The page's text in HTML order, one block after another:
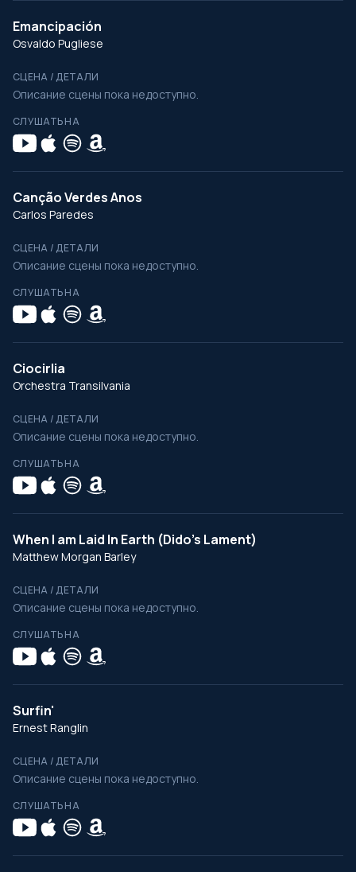
Emancipación
Osvaldo Pugliese
СЦЕНА / ДЕТАЛИ
Описание сцены пока недоступно.
СЛУШАТЬ НА
Canção Verdes Anos
Carlos Paredes
СЦЕНА / ДЕТАЛИ
Описание сцены пока недоступно.
СЛУШАТЬ НА
Ciocirlia
Orchestra Transilvania
СЦЕНА / ДЕТАЛИ
Описание сцены пока недоступно.
СЛУШАТЬ НА
When I am Laid In Earth (Dido's Lament)
Matthew Morgan Barley
СЦЕНА / ДЕТАЛИ
Описание сцены пока недоступно.
СЛУШАТЬ НА
Surfin'
Ernest Ranglin
СЦЕНА / ДЕТАЛИ
Описание сцены пока недоступно.
СЛУШАТЬ НА